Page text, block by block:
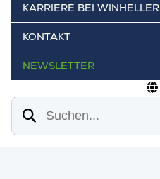
KARRIERE BEI WINHELLER
KONTAKT
NEWSLETTER
Suchen